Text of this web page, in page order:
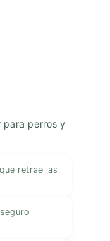
para perros y
retrae las